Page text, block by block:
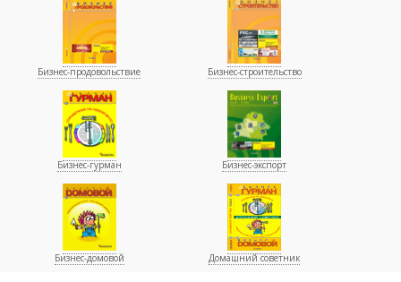
Бизнес-продовольствие Бизнес-строительство
Бизнес-гурман Бизнес-экспорт
Бизнес-домовой Домашний советник